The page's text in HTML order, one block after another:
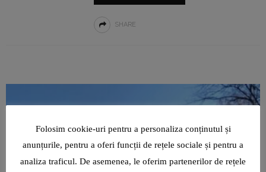
SHARE
Folosim cookie-uri pentru a personaliza conținutul și
anunțurile, pentru a oferi funcții de rețele sociale și pentru a
analiza traficul. De asemenea, le oferim partenerilor de rețele